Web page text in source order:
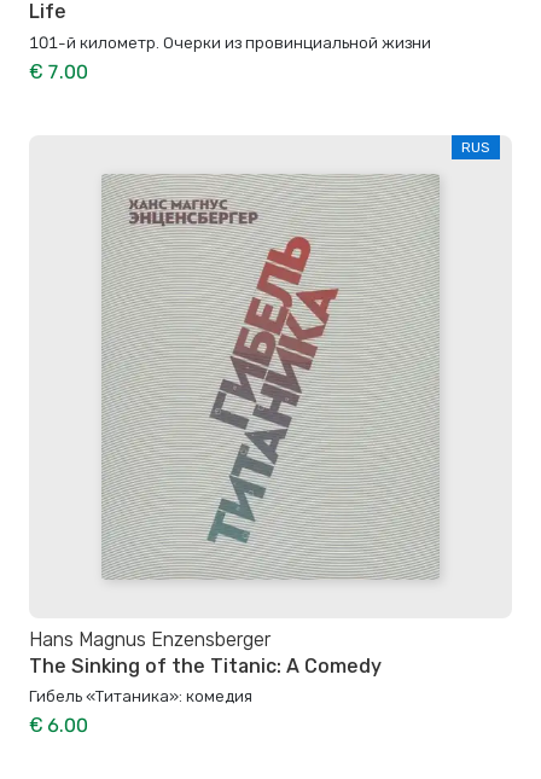
Life
101-й километр. Очерки из провинциальной жизни
€ 7.00
RUS
Hans Magnus Enzensberger
The Sinking of the Titanic: A Comedy
Гибель «Титаника»: комедия
€ 6.00